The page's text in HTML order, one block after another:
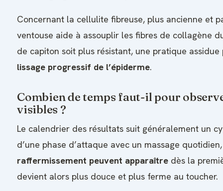
Concernant la cellulite fibreuse, plus ancienne et
ventouse aide à assouplir les fibres de collagène
de capiton soit plus résistant, une pratique
lissage progressif de l’épiderme.
Combien de temps faut-il pour
visibles ?
Le calendrier des résultats suit généralement un
d’une phase d’attaque avec un massage
raffermissement peuvent apparaître dès la
devient alors plus douce et plus ferme au toucher.